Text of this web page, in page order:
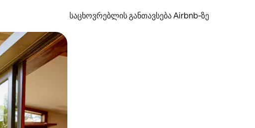
საცხოვრებლის განთავსება Airbnb‑ზე